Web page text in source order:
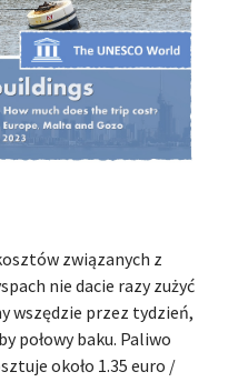
związanych z
nie dacie razy zużyć
wszędzie przez tydzień,
połowy baku. Paliwo
około 1.35 euro /